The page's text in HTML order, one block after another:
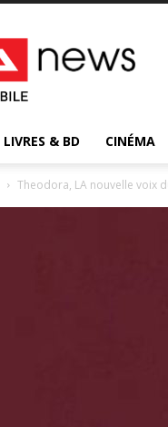
Syma
News
:
votre
d’actualité
LIVRES & BD CINÉMA
Theodora, LA nouvelle voix